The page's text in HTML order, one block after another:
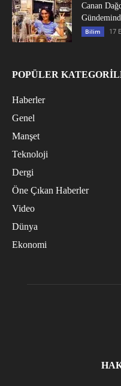
Canan
Bilim 17
POPÜLER
Haberler
Genel
Manşet
Teknoloji
Dergi
Öne Çıkan Haberler
Video
Dünya
Ekonomi